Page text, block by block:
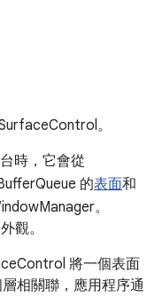
。
時，它會從
的表面和
。
觀。
將一個表面
相關聯，應用程序通